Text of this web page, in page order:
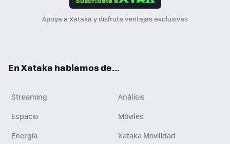
Apoya a Xataka y disfruta ventajas exclusivas
En Xataka hablamos de...
Streaming
Análisis
Espacio
Móviles
Energía
Xataka Movilidad